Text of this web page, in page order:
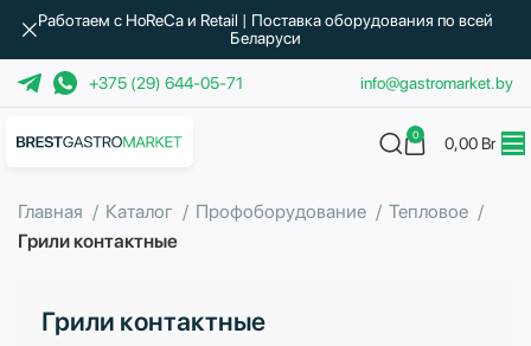
+375 (29) 644-05-71 info@gastromarket.by
0 0,00 Br
Главная Каталог Профоборудование
Тепловое
Грили контактные
Грили контактные
Работаем с HoReCa и Retail | Поставка оборудования по всей
Беларуси